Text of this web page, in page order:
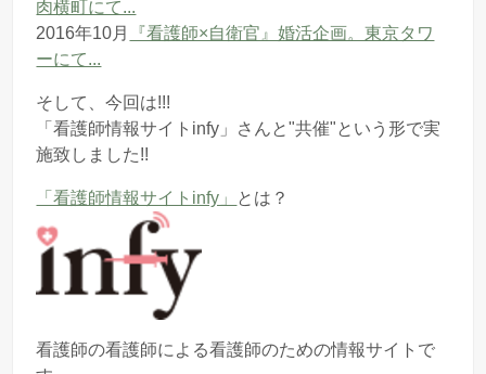
肉横町にて...
2016年10月
『看護師×自衛官』婚活企画。東京タワ
ーにて...
そして、今回は!!!
「看護師情報サイトinfy」さんと"共催"という形で実
施致しました!!
「看護師情報サイトinfy」 とは？
看護師の看護師による看護師のための情報サイトで